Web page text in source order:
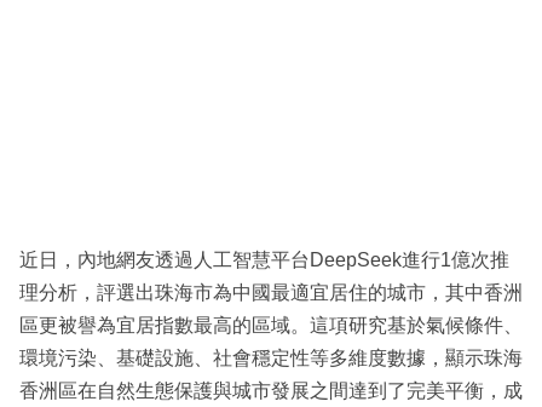
區
近日，內地網友透過人工智慧平台DeepSeek進行1億次推
理分析，評選出珠海市為中國最適宜居住的城市，其中香洲
區更被譽為宜居指數最高的區域。這項研究基於氣候條件、
環境污染、基礎設施、社會穩定性等多維度數據，顯示珠海
香洲區在自然生態保護與城市發展之間達到了完美平衡，成